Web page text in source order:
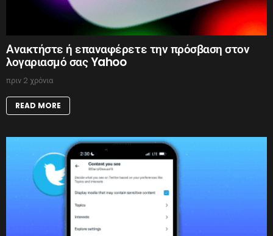
Ανακτήστε ή επαναφέρετε την πρόσβαση στον
λογαριασμό σας Yahoo
πριν 2 χρόνια
READ MORE